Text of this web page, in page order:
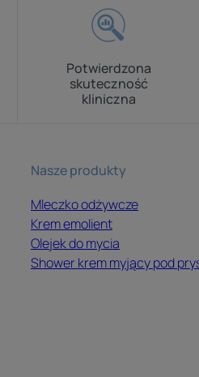
Potwierdzona
skuteczność
kliniczna
Nasze produkty
Mleczko odżywcze
Krem emolient
Olejek do mycia
Shower krem myjący pod